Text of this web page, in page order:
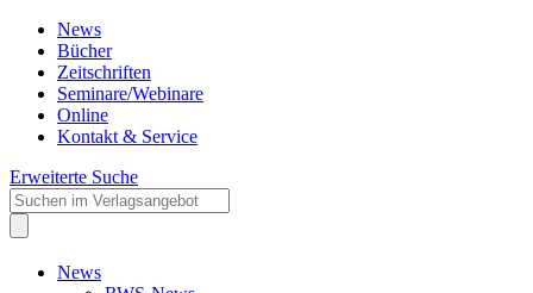
News
Bücher
Zeitschriften
Seminare/Webinare
Online
Kontakt & Service
Erweiterte Suche
News